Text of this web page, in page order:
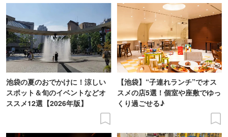
池袋の夏のおでかけに！涼しい
スポット＆旬のイベントなどオ
ススメ12選【2026年版】
【池袋】“子連れランチ”でオス
スメの店5選！個室や座敷でゆっ
くり過ごせる♪